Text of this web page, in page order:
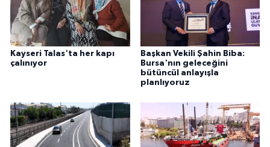
Kayseri Talas'ta her kapı
çalınıyor
Başkan Vekili Şahin Biba:
Bursa'nın geleceğini
bütüncül anlayışla
planlıyoruz